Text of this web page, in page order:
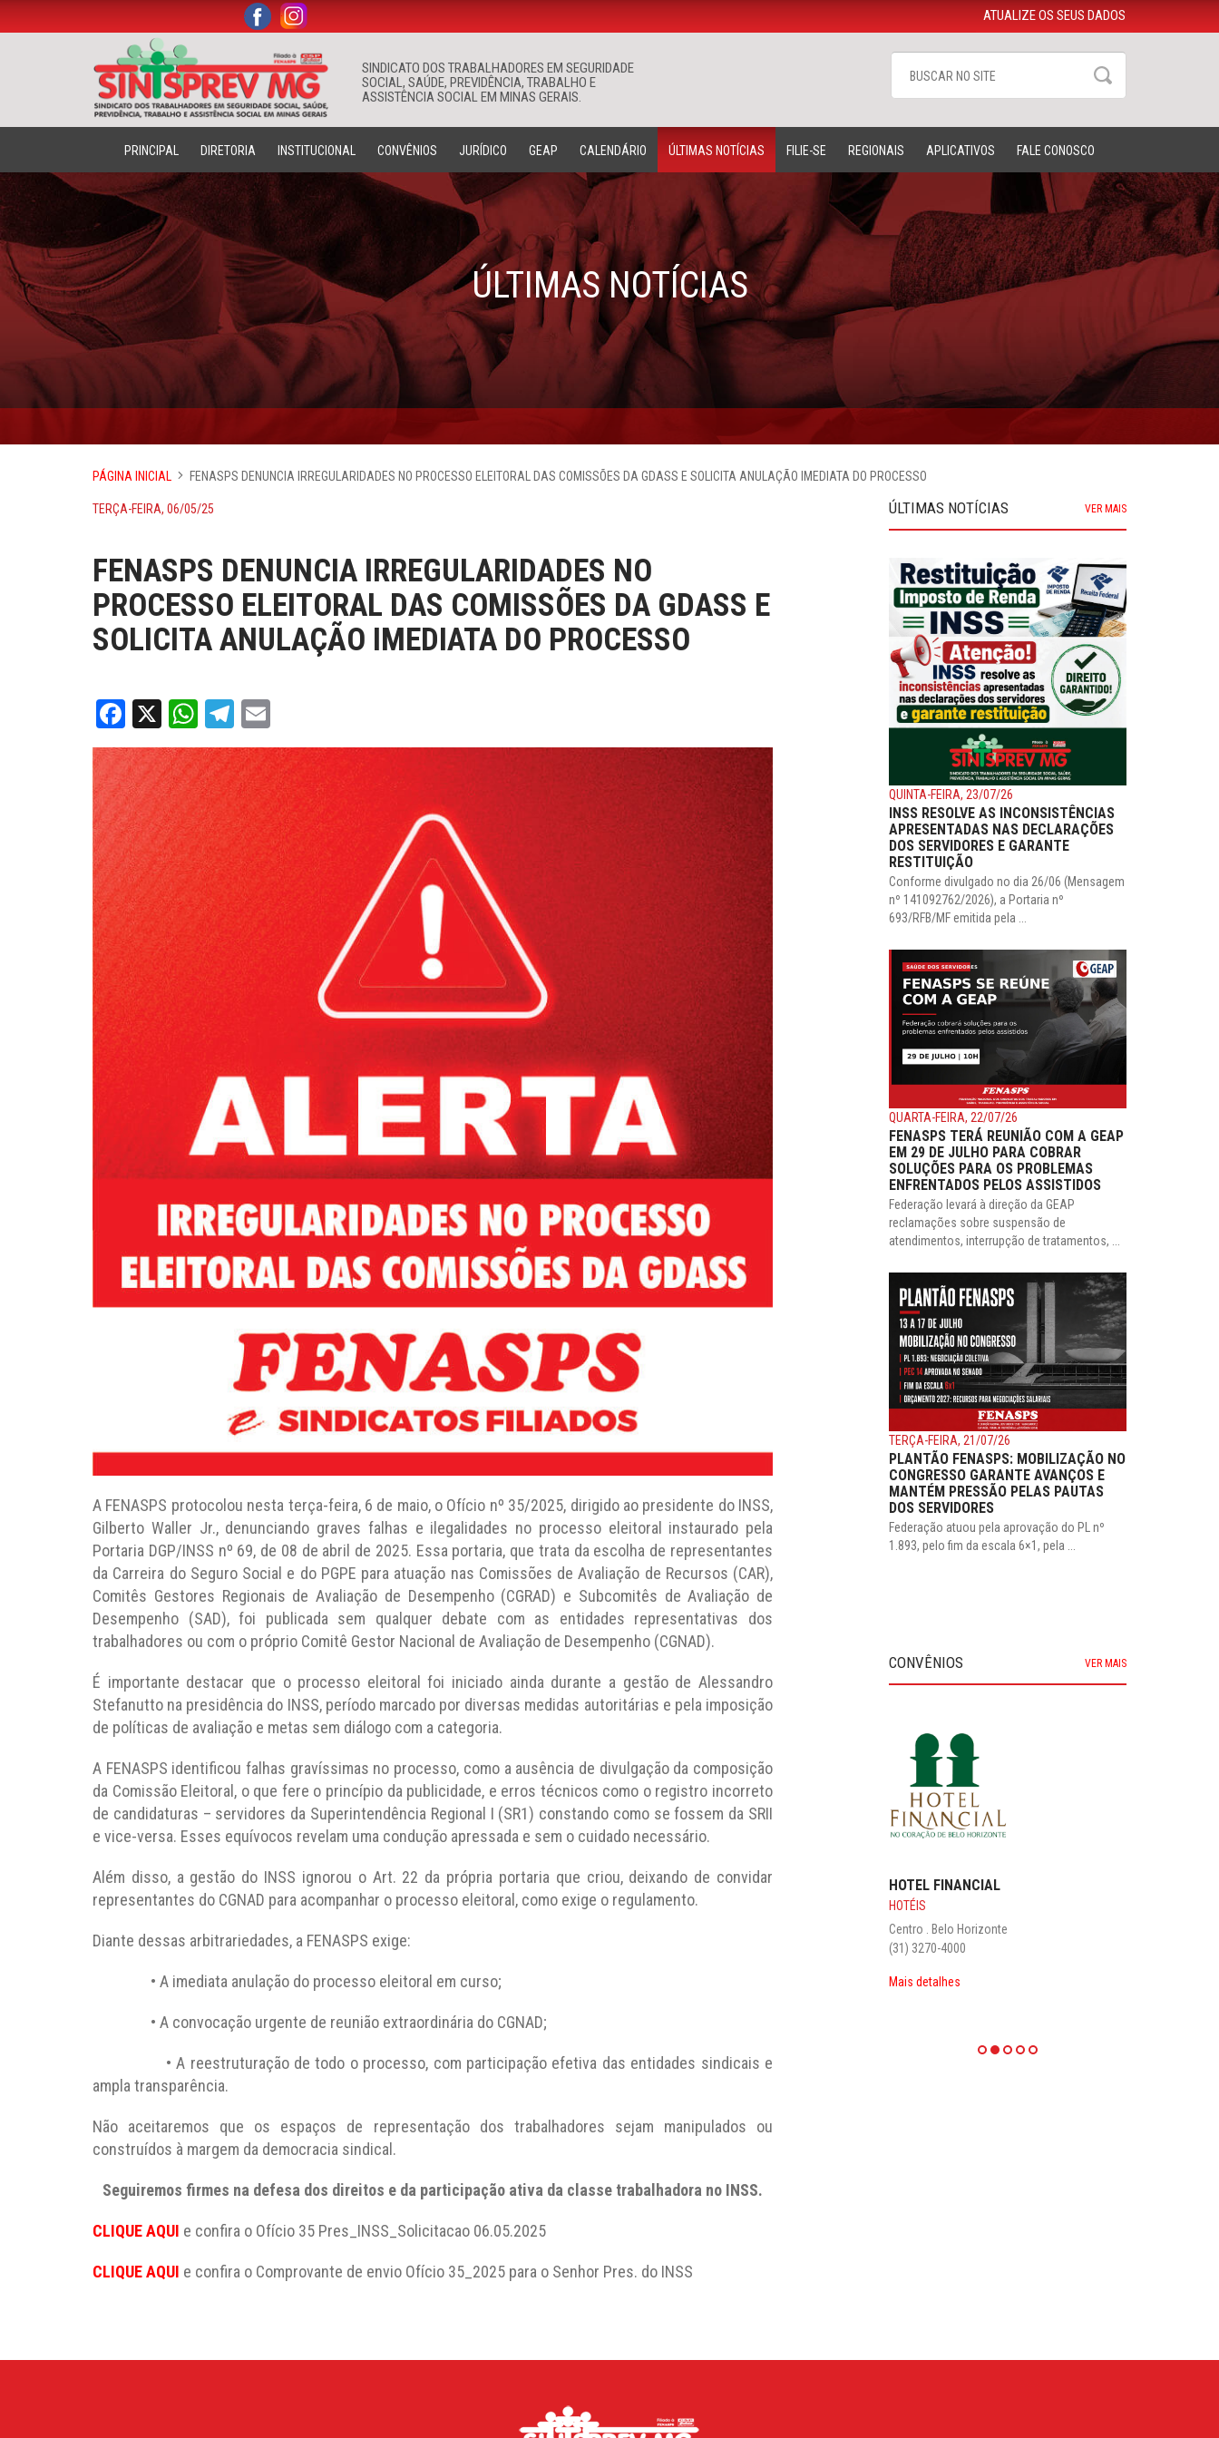
SINDICATO DOS TRABALHADORES EM SEGURIDADE
SOCIAL, SAÚDE, PREVIDÊNCIA, TRABALHO E
ASSISTÊNCIA SOCIAL EM MINAS GERAIS.
Buscar
. . ATUALIZE OS SEUS DADOS
PRINCIPAL DIRETORIA INSTITUCIONAL CONVÊNIOS JURÍDICO GEAP CALENDÁRIO ÚLTIMAS NOTÍCIAS FILIE-SE REGIONAIS APLICATIVOS FALE CONOSCO
ÚLTIMAS NOTÍCIAS
PÁGINA INICIAL FENASPS DENUNCIA IRREGULARIDADES NO PROCESSO ELEITORAL DAS COMISSÕES DA GDASS E SOLICITA ANULAÇÃO IMEDIATA DO PROCESSO
TERÇA-FEIRA, 06/05/25
FENASPS DENUNCIA IRREGULARIDADES NO
PROCESSO ELEITORAL DAS COMISSÕES DA GDASS E
SOLICITA ANULAÇÃO IMEDIATA DO PROCESSO
Facebook
X WhatsApp
Telegram
A FENASPS protocolou nesta terça-feira, 6 de maio, o Ofício nº 35/2025, dirigido ao presidente do INSS,
Gilberto Waller Jr., denunciando graves falhas e ilegalidades no processo eleitoral instaurado pela
Portaria DGP/INSS nº 69, de 08 de abril de 2025. Essa portaria, que trata da escolha de representantes
da Carreira do Seguro Social e do PGPE para atuação nas Comissões de Avaliação de Recursos (CAR),
Comitês Gestores Regionais de Avaliação de Desempenho (CGRAD) e Subcomitês de Avaliação de
Desempenho (SAD), foi publicada sem qualquer debate com as entidades representativas dos
trabalhadores ou com o próprio Comitê Gestor Nacional de Avaliação de Desempenho (CGNAD).
É importante destacar que o processo eleitoral foi iniciado ainda durante a gestão de Alessandro
Stefanutto na presidência do INSS, período marcado por diversas medidas autoritárias e pela imposição
de políticas de avaliação e metas sem diálogo com a categoria.
A FENASPS identificou falhas gravíssimas no processo, como a ausência de divulgação da composição
da Comissão Eleitoral, o que fere o princípio da publicidade, e erros técnicos como o registro incorreto
de candidaturas – servidores da Superintendência Regional I (SR1) constando como se fossem da SRII
e vice-versa. Esses equívocos revelam uma condução apressada e sem o cuidado necessário.
Além disso, a gestão do INSS ignorou o Art. 22 da própria portaria que criou, deixando de convidar
representantes do CGNAD para acompanhar o processo eleitoral, como exige o regulamento.
Diante dessas arbitrariedades, a FENASPS exige:
• A imediata anulação do processo eleitoral em curso;
• A convocação urgente de reunião extraordinária do CGNAD;
• A reestruturação de todo o processo, com participação efetiva das entidades sindicais e
ampla transparência.
Não aceitaremos que os espaços de representação dos trabalhadores sejam manipulados ou
construídos à margem da democracia sindical.
Seguiremos firmes na defesa dos direitos e da participação ativa da classe trabalhadora no INSS.
CLIQUE AQUI e confira o Ofício 35 Pres_INSS_Solicitacao 06.05.2025
CLIQUE AQUI e confira o Comprovante de envio Ofício 35_2025 para o Senhor Pres. do INSS
ÚLTIMAS NOTÍCIAS VER MAIS
QUINTA-FEIRA, 23/07/26
INSS RESOLVE AS INCONSISTÊNCIAS
APRESENTADAS NAS DECLARAÇÕES
DOS SERVIDORES E GARANTE
RESTITUIÇÃO
Conforme divulgado no dia 26/06 (Mensagem
nº 141092762/2026), a Portaria nº
693/RFB/MF emitida pela ...
QUARTA-FEIRA, 22/07/26
FENASPS TERÁ REUNIÃO COM A GEAP
EM 29 DE JULHO PARA COBRAR
SOLUÇÕES PARA OS PROBLEMAS
ENFRENTADOS PELOS ASSISTIDOS
Federação levará à direção da GEAP
reclamações sobre suspensão de
atendimentos, interrupção de tratamentos, ...
TERÇA-FEIRA, 21/07/26
PLANTÃO FENASPS: MOBILIZAÇÃO NO
CONGRESSO GARANTE AVANÇOS E
MANTÉM PRESSÃO PELAS PAUTAS
DOS SERVIDORES
Federação atuou pela aprovação do PL nº
1.893, pelo fim da escala 6×1, pela ...
CONVÊNIOS VER MAIS
HOTEL FINANCIAL
HOTÉIS
Centro . Belo Horizonte
(31) 3270-4000
Mais detalhes